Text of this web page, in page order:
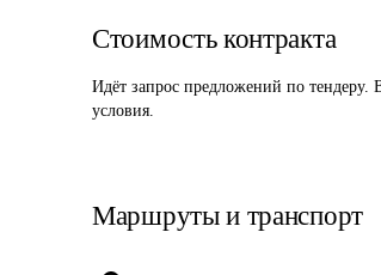
Стоимость контракта
Идёт запрос предложений по тендеру.
условия.
Маршруты и транспорт